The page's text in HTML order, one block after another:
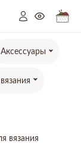
Аксессуары
вязания